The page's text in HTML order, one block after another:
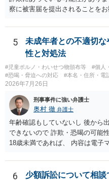
察に被害届を提出されることをお
5
未成年者との不適切
性と対処法
#児童ポルノ・わいせつ物頒布等 #個人
#恐喝・脅迫への対応
#本名・住所・電
2026年7月26日
刑事事件に強い弁護士
奥村 徹 弁護士
年齢確認もしていないし 後から
できないので 詐欺・恐喝の可能
18歳未満であれば、 内容は電子
画の尺は10分ほど、服を着たま
して、要求された金額(1000円
した。 そこから、撮影するまで
6 少額訴訟について相談